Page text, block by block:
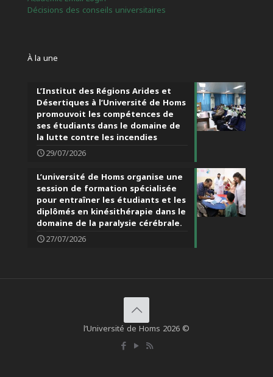
Décisions des conseils universitaires
À la une
L’Institut des Régions Arides et
Désertiques à l’Université de Homs
promouvoit les compétences de
ses étudiants dans le domaine de
la lutte contre les incendies
29/07/2026
L’université de Homs organise une
session de formation spécialisée
pour entraîner les étudiants et les
diplômés en kinésithérapie dans le
domaine de la paralysie cérébrale.
27/07/2026
l’Université de Homs 2026 ©